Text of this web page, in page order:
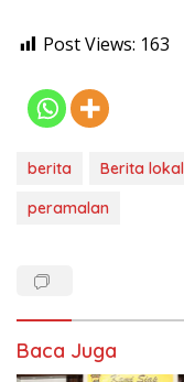
Post Views: 163
berita Berita lokal
peramalan
Baca Juga